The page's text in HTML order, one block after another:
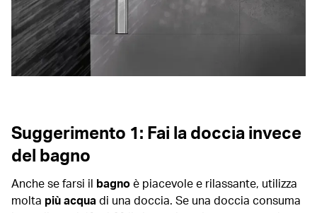
Suggerimento 1: Fai la doccia invece
del bagno
Anche se farsi il bagnoè piacevole e rilassante, utilizza
molta più acqua di una doccia. Se una doccia consuma